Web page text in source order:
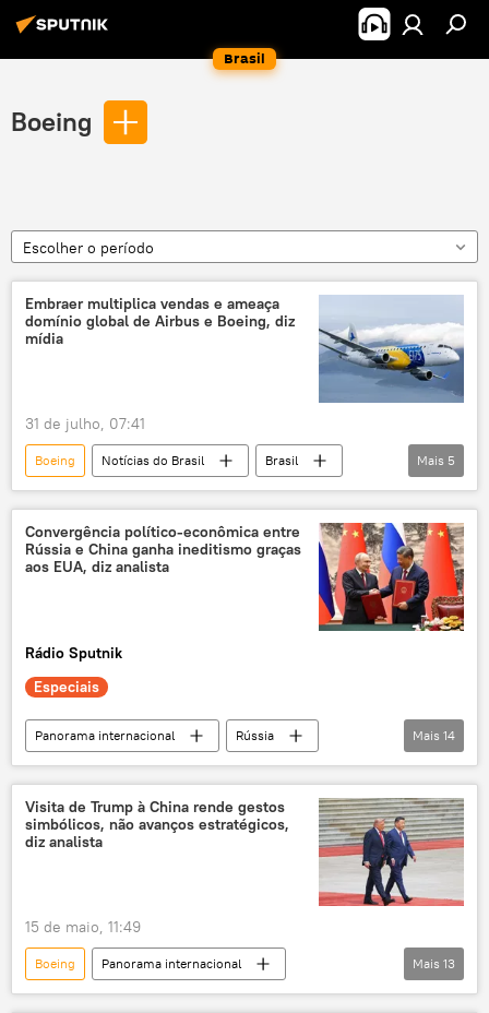
Brasil
Boeing
Escolher o período
Embraer multiplica vendas e ameaça
domínio global de Airbus e Boeing, diz
mídia
31 de julho, 07:41
Boeing Notícias do Brasil
Brasil
Embraer
O Globo
Airbus
aviação civil
aviação
Mais 5
Convergência político-econômica entre
Rússia e China ganha ineditismo graças
aos EUA, diz analista
Rádio Sputnik
Especiais
Panorama internacional
Rússia
China
Estados Unidos
Donald Trump
Vladimir Putin
Ucrânia
BRICS
exclusiva
Diego Pautasso
Mais 14
Visita de Trump à China rende gestos
simbólicos, não avanços estratégicos,
diz analista
15 de maio, 11:49
Boeing
Panorama internacional
Américas
Ásia e Oceania
China
Mais 13